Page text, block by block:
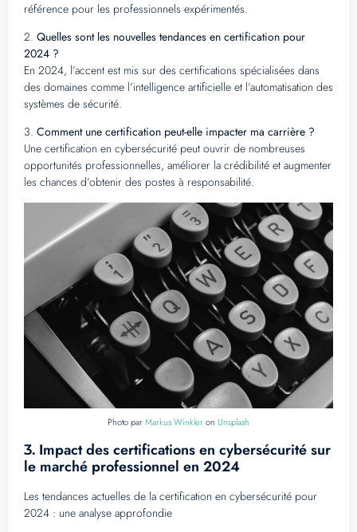
référence pour les professionnels expérimentés.
2. Quelles sont les nouvelles tendances en certification pour
2024 ?
En 2024, l’accent est mis sur des certifications spécialisées dans
des domaines comme l’intelligence artificielle et l’automatisation des
systèmes de sécurité.
3. Comment une certification peut-elle impacter ma carrière ?
Une certification en cybersécurité peut ouvrir de nombreuses
opportunités professionnelles, améliorer la crédibilité et augmenter
les chances d’obtenir des postes à responsabilité.
Photo parMarkus Winkleron Unsplash
3. Impact des certifications en cybersécurité sur
le marché professionnel en 2024
Les tendances actuelles de la certification en cybersécurité pour
2024 : une analyse approfondie